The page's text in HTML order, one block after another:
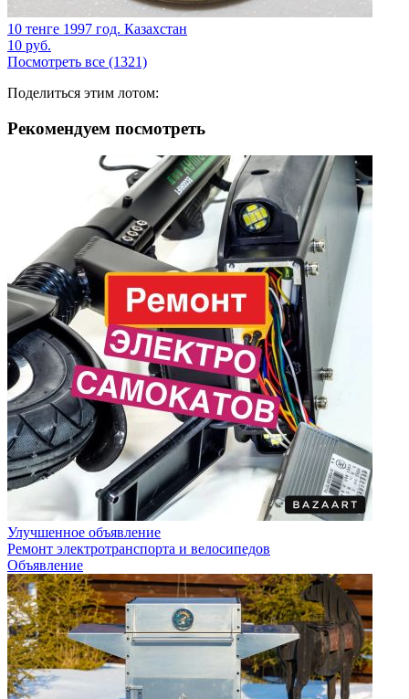
10 тенге 1997 год. Казахстан
10 руб.
Посмотреть все (1321)
Поделиться этим лотом:
Рекомендуем посмотреть
Улучшенное объявление
Ремонт электротранспорта и велосипедов
Объявление